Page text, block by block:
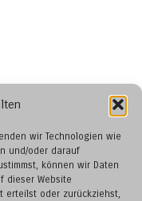
wir Technologien wie
und/oder darauf
können wir Daten
dieser Website
erteilst oder zurückziehst,